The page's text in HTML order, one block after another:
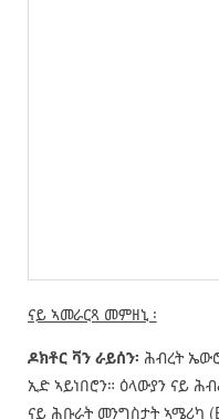
ናይ ኣመራርጻ መምዘኒ ፡
ዶክቶር ቫን ራይሰን፡ ሕብረት
ኢድ ኣይነበሮን። ዕላውያን ናይ
ናይ ሕቡራት መንግስታት ኣሜሪካ